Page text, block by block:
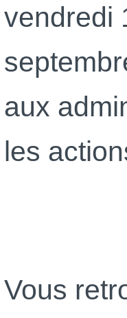
vendredi
aux
les
Vous